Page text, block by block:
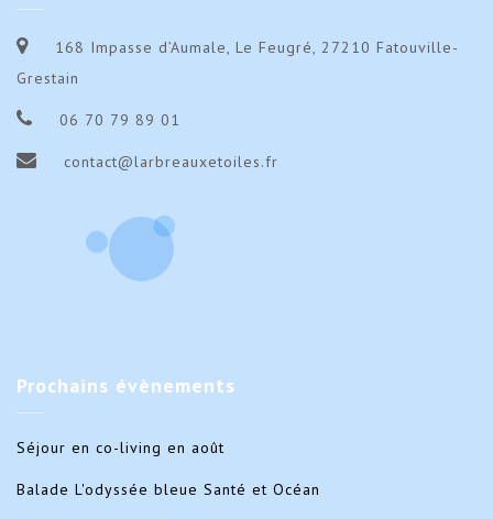
168 Impasse d’Aumale, Le Feugré, 27210 Fatouville-
Grestain
06 70 79 89 01
contact@larbreauxetoiles.fr
Prochains évènements
Séjour en co-living en août
Balade L'odyssée bleue Santé et Océan